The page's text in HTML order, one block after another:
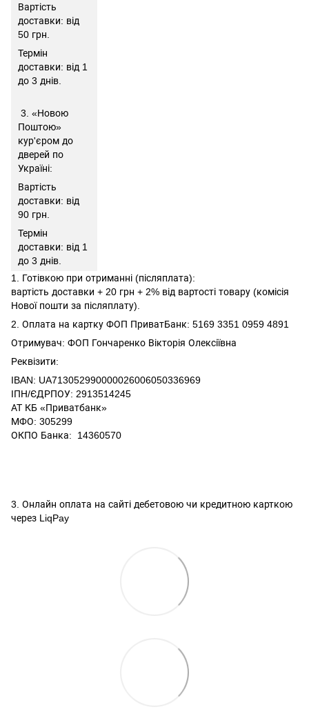
Вартість
доставки: від
50 грн.
Термін
доставки: від 1
до 3 днів.
3. «Новою
Поштою»
кур'єром до
дверей по
Україні:
Вартість
доставки: від
90 грн.
Термін
доставки: від 1
до 3 днів.
1. Готівкою при отриманні (післяплата):
вартість доставки + 20 грн + 2% від вартості товару (комісія
Нової пошти за післяплату).
2. Оплата на картку ФОП ПриватБанк: 5169 3351 0959 4891
Отримувач: ФОП Гончаренко Вікторія Олексіївна
Реквізити:
IBAN: UA713052990000026006050336969
ІПН/ЄДРПОУ: 2913514245
АТ КБ «Приватбанк»
МФО: 305299
ОКПО Банка: 14360570
3. Онлайн оплата на сайті дебетовою чи кредитною карткою
через LiqPay